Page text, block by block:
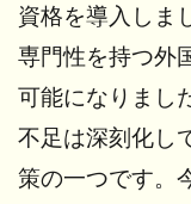
資格を導入しま
専門性を持つ外
可能になりまし
不足は深刻化し
策の一つです。